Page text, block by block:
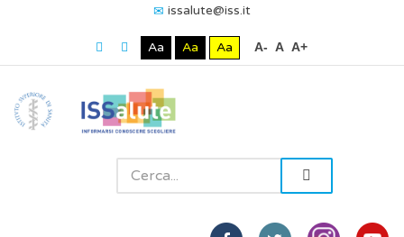
issalute@iss.it
Aa Aa Aa A- A A+